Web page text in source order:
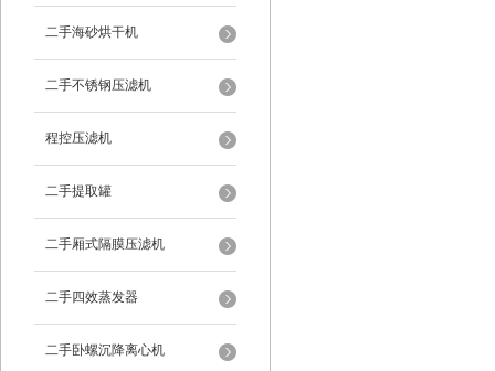
二手海砂烘干机
二手不锈钢压滤机
程控压滤机
二手提取罐
二手厢式隔膜压滤机
二手四效蒸发器
二手卧螺沉降离心机